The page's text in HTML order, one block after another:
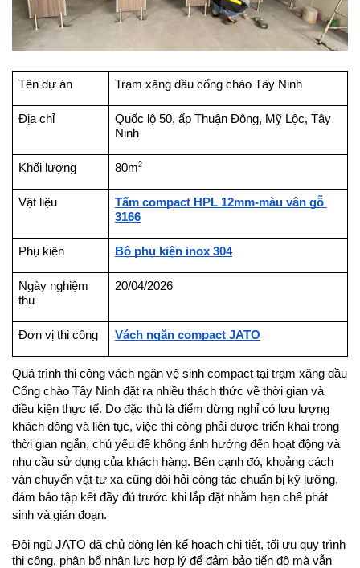
Tên dự án Trạm xăng dầu cổng chào Tây Ninh
Địa chỉ
Quốc lộ 50, ấp Thuận Đông, Mỹ Lộc, Tây
Ninh
Khối lượng 80m2
Vật liệu
Tấm compact HPL 12mm-màu vân gỗ
3166
Phụ kiện Bộ phụ kiện inox 304
Ngày nghiệm
thu
20/04/2026
Đơn vị thi công Vách ngăn compact JATO
Quá trình thi công vách ngăn vệ sinh compact tại trạm xăng dầu
Cổng chào Tây Ninh đặt ra nhiều thách thức về thời gian và
điều kiện thực tế. Do đặc thù là điểm dừng nghỉ có lưu lượng
khách đông và liên tục, việc thi công phải được triển khai trong
thời gian ngắn, chủ yếu để không ảnh hưởng đến hoạt động và
nhu cầu sử dụng của khách hàng. Bên cạnh đó, khoảng cách
vận chuyển vật tư xa cũng đòi hỏi công tác chuẩn bị kỹ lưỡng,
đảm bảo tập kết đầy đủ trước khi lắp đặt nhằm hạn chế phát
sinh và gián đoạn.
Đội ngũ JATO đã chủ động lên kế hoạch chi tiết, tối ưu quy trình
thi công, phân bổ nhân lực hợp lý để đảm bảo tiến độ mà vẫn